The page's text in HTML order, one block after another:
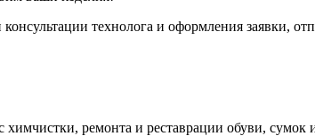
технолога и оформления заявки,
химчистки, ремонта и реставрации обуви, сумок